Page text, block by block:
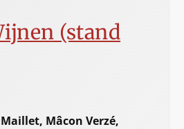
(stand
Mâcon Verzé,